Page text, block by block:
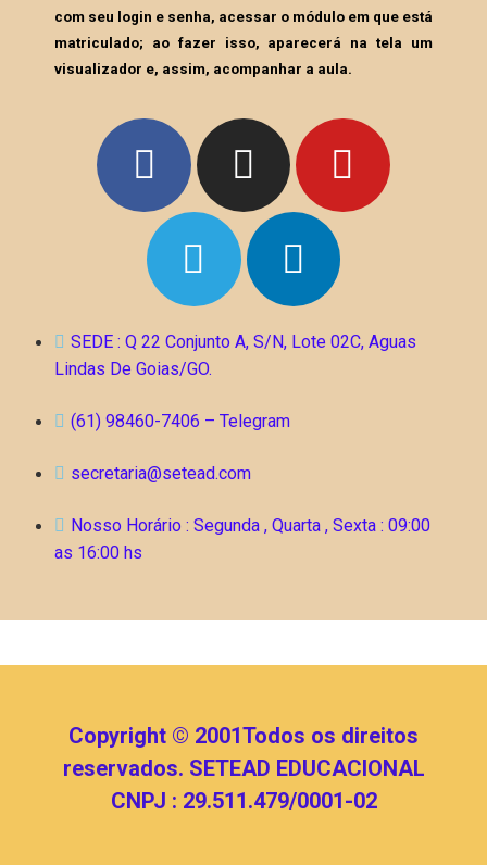
com seu login e senha, acessar o módulo em que está
matriculado; ao fazer isso, aparecerá na tela um
visualizador e, assim, acompanhar a aula.
SEDE : Q 22 Conjunto A, S/N, Lote 02C, Aguas
Lindas De Goias/GO.
(61) 98460-7406 – Telegram
secretaria@setead.com
Nosso Horário : Segunda , Quarta , Sexta : 09:00
as 16:00 hs
Copyright © 2001Todos os direitos
reservados. SETEAD EDUCACIONAL
CNPJ : 29.511.479/0001-02